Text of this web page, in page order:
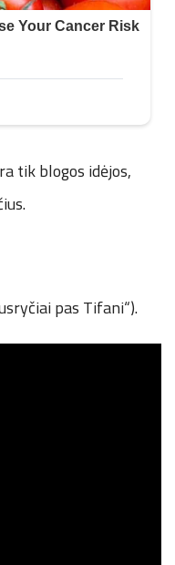
tik blogos idėjos,
pas Tifani“).